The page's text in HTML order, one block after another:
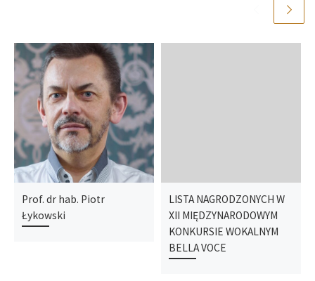
Prof. dr hab. Piotr
Łykowski
LISTA NAGRODZONYCH W
XII MIĘDZYNARODOWYM
KONKURSIE WOKALNYM
BELLA VOCE